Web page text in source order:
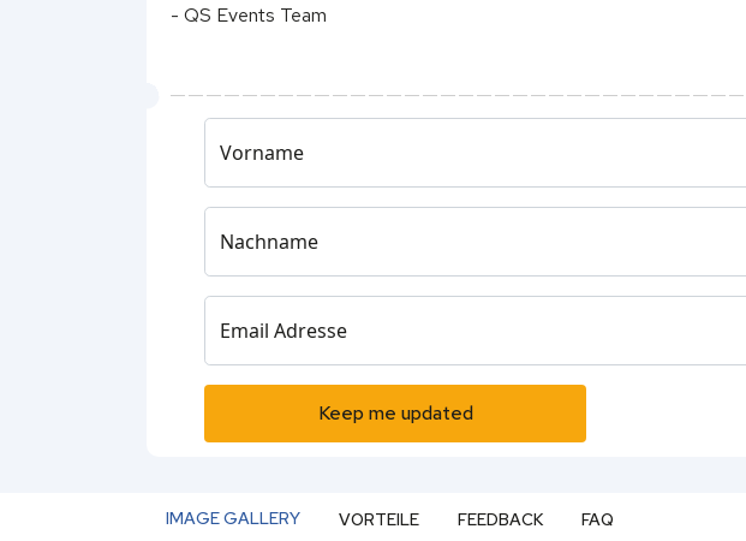
- QS Events Team
Vorname
Nachname
Email Adresse
Keep me updated
IMAGE GALLERY VORTEILE FEEDBACK FAQ